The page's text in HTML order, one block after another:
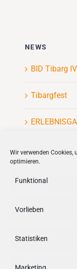
Wir verwenden Cookies,
optimieren.
Funktional
Vorlieben
Statistiken
NEWS
BID Tibarg
Tibargfest
Follow